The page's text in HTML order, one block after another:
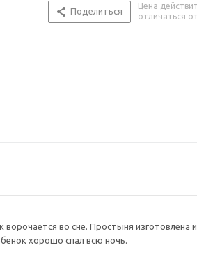
Поделиться
Цена
отличаться
во сне. Простыня
хорошо спал всю ночь.